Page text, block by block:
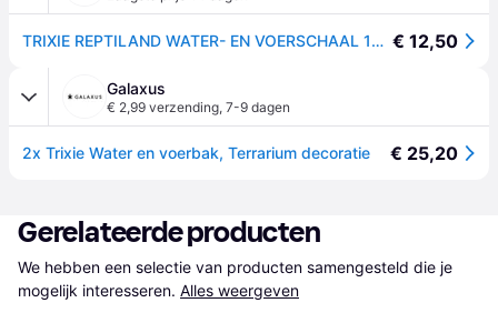
TRIXIE REPTILAND WATER- EN VOERSCHAAL 15X12X3,5 CM 2 ST € 12,50
Galaxus
€ 2,99 verzending, 7-9 dagen
2x Trixie Water en voerbak, Terrarium decoratie € 25,20
Gerelateerde producten
We hebben een selectie van producten samengesteld die je
mogelijk interesseren. Alles weergeven